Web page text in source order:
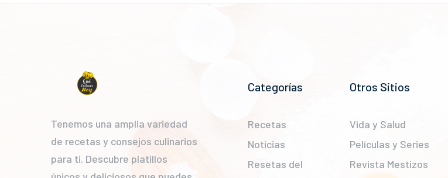
Tenemos una amplia variedad
de recetas y consejos culinarios
para ti. Descubre platillos
Categorías
Recetas
Noticias
Resetas del
Otros Sitios
Vida y Salud
Películas y Series
Revista Mestizos